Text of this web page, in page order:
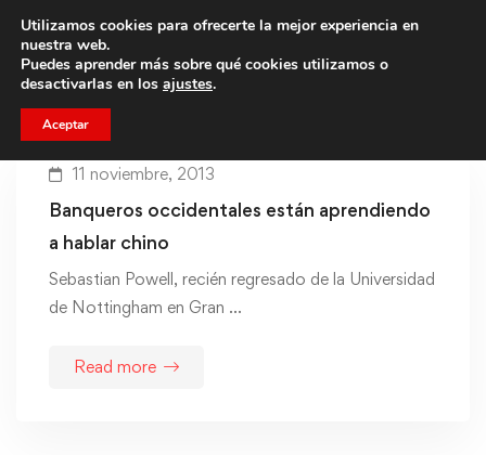
Trae a un amigo y llevaos un total de 75€ de descuento.
11 noviembre, 2013
Banqueros occidentales están aprendiendo
a hablar chino
Sebastian Powell, recién regresado de la Universidad
de Nottingham en Gran …
Read more
Utilizamos cookies para ofrecerte la mejor experiencia en
nuestra web.
Puedes aprender más sobre qué cookies utilizamos o
desactivarlas en los ajustes.
Aceptar